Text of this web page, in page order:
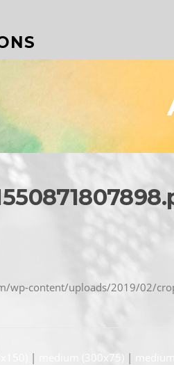
wp-content/uploads/2019/02/
| medium (300x75) |